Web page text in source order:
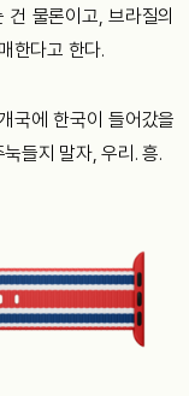
물론이고, 브라질의
한다고 한다.
국에 한국이 들어갔을
들지 말자, 우리. 흥.